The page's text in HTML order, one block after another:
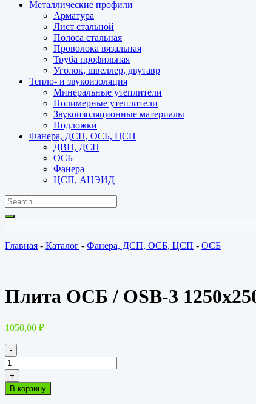
Металлические профили
Арматура
Лист стальной
Полоса стальная
Проволока вязальная
Труба профильная
Уголок, швеллер, двутавр
Тепло- и звукоизоляция
Минеральные утеплители
Полимерные утеплители
Звукоизоляционные материалы
Подложки
Фанера, ДСП, ОСБ, ЦСП
ДВП, ДСП
ОСБ
Фанера
ЦСП, АЦЭИД
Главная - Каталог - Фанера, ДСП, ОСБ, ЦСП - ОСБ
Плита ОСБ / OSB-3
1050,00 ₽
-
Количество
товара
Плита
ОСБ
+
В корзину